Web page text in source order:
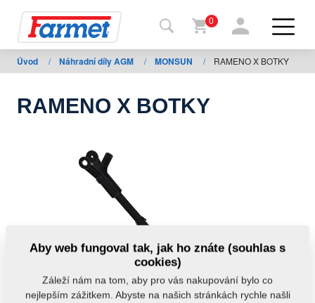
Zpět
na
stažení
0
Úvod / Náhradní díly AGM / MONSUN / RAMENO X BOTKY
RAMENO X BOTKY
Aby web fungoval tak, jak ho znáte (souhlas s
cookies)
Záleží nám na tom, aby pro vás nakupování bylo co
nejlepším zážitkem. Abyste na našich stránkách rychle našli